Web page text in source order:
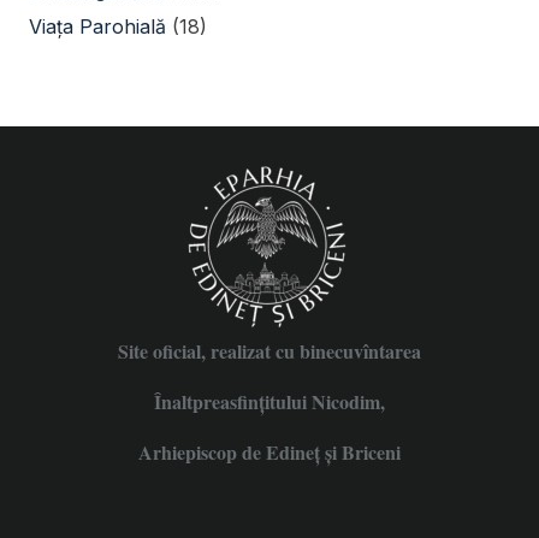
Viața Parohială (18)
Site oficial, realizat cu binecuvîntarea
Înaltpreasfințitului Nicodim,
Arhiepiscop de Edineţ şi Briceni